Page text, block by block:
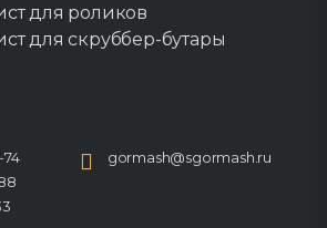
для роликов
для скруббер-бутары
74
gormash@sgormash.ru